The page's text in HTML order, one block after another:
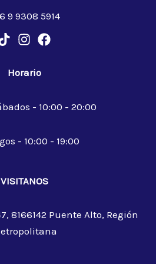
9 9308 5914
Horario
- 10:00 - 20:00
- 10:00 - 19:00
VISITANOS
8166142 Puente Alto, Región